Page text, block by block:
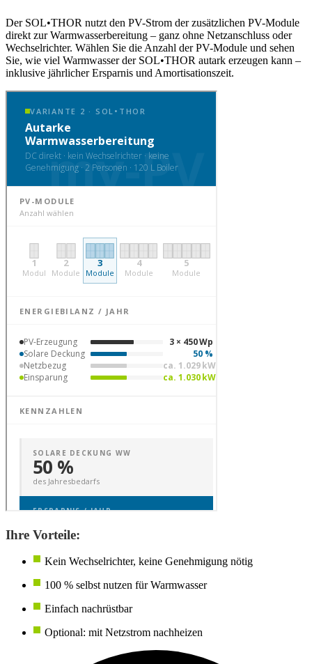
Der SOL•THOR nutzt den PV-Strom der zusätzlichen PV-Module
direkt zur Warmwasserbereitung – ganz ohne Netzanschluss oder
Wechselrichter. Wählen Sie die Anzahl der PV-Module und sehen
Sie, wie viel Warmwasser der SOL•THOR autark erzeugen kann –
inklusive jährlicher Ersparnis und Amortisationszeit.
Ihre Vorteile:
Kein Wechselrichter, keine Genehmigung nötig
100 % selbst nutzen für Warmwasser
Einfach nachrüstbar
Optional: mit Netzstrom nachheizen